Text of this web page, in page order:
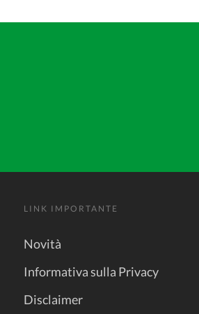
LINK IMPORTANTE
Novità
Informativa sulla Privacy
Disclaimer